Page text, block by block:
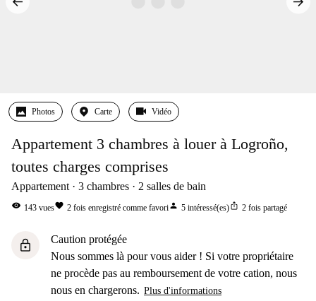
Photos Carte Vidéo
Appartement 3 chambres à louer à Logroño,
toutes charges comprises
Appartement 3 chambres 2 salles de bain
visibility 143 vuesfavorite 2 fois enregistré comme favoriperson 5 intéressé(es)ios_share 2 fois partagé
lock
Caution protégée
Nous sommes là pour vous aider ! Si votre propriétaire
ne procède pas au remboursement de votre cation, nous
nous en chargerons. Plus d'informations